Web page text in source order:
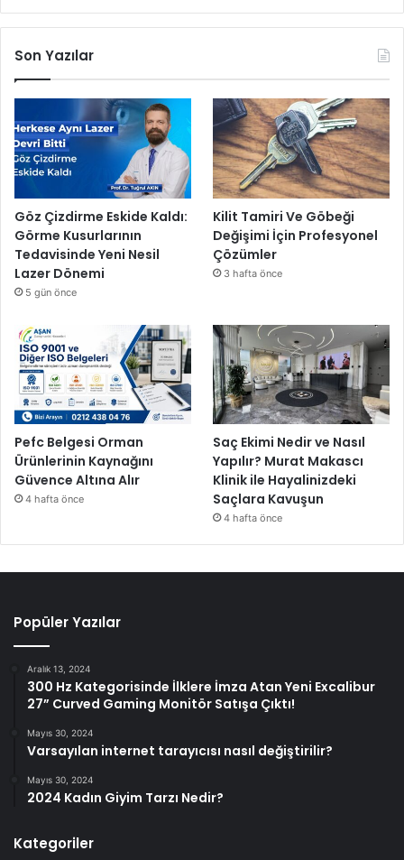
Son Yazılar
Göz Çizdirme Eskide Kaldı:
Görme Kusurlarının
Tedavisinde Yeni Nesil
Lazer Dönemi
5 gün önce
Kilit Tamiri Ve Göbeği
Değişimi İçin Profesyonel
Çözümler
3 hafta önce
Pefc Belgesi Orman
Ürünlerinin Kaynağını
Güvence Altına Alır
4 hafta önce
Saç Ekimi Nedir ve Nasıl
Yapılır? Murat Makascı
Klinik ile Hayalinizdeki
Saçlara Kavuşun
4 hafta önce
Popüler Yazılar
Aralık 13, 2024
300 Hz Kategorisinde İlklere İmza Atan Yeni Excalibur
27” Curved Gaming Monitör Satışa Çıktı!
Mayıs 30, 2024
Varsayılan internet tarayıcısı nasıl değiştirilir?
Mayıs 30, 2024
2024 Kadın Giyim Tarzı Nedir?
Kategoriler